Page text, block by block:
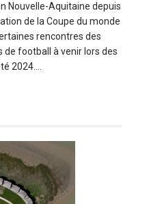
Nouvelle-Aquitaine depuis
de la Coupe du monde
rencontres des
football à venir lors des
2024....